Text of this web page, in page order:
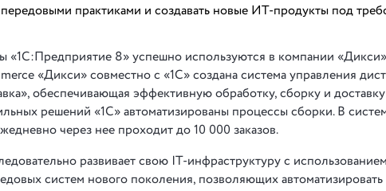
практиками и создавать новые ИТ-продукты под
«1С:Предприятие 8» успешно используются в компании
«Дикси» совместно с «1С» создана система управления
обеспечивающая эффективную обработку, сборку и
решений «1С» автоматизированы процессы сборки. В
через нее проходит до 10 000 заказов.
развивает свою IT-инфраструктуру с
систем нового поколения, позволяющих